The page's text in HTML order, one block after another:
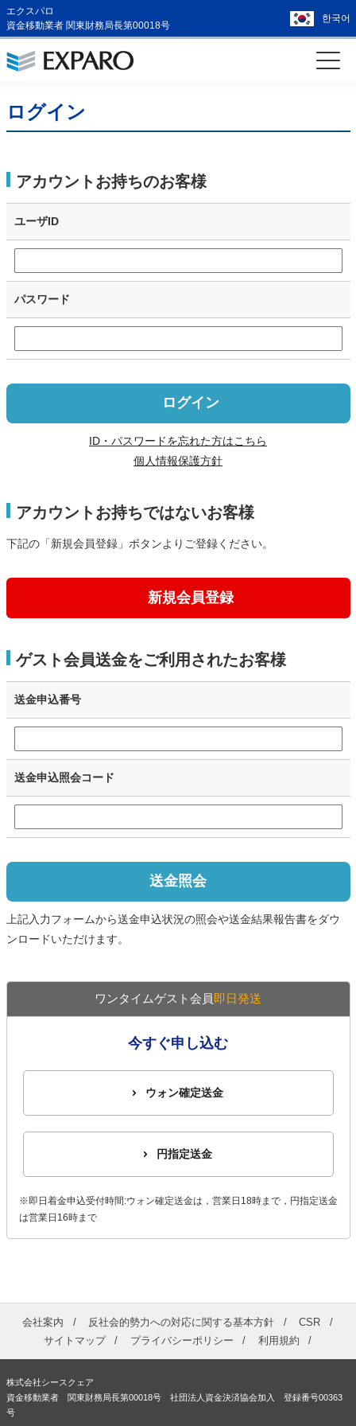
エクスパロ
資金移動業者 関東財務局長第00018号
한국어
ログイン
アカウントお持ちのお客様
ユーザID
パスワード
ログイン
ID・パスワードを忘れた方はこちら
個人情報保護方針
アカウントお持ちではないお客様
下記の「新規会員登録」ボタンよりご登録ください。
新規会員登録
ゲスト会員送金をご利用されたお客様
送金申込番号
送金申込照会コード
送金照会
上記入力フォームから送金申込状況の照会や送金結果報告書をダウ
ンロードいただけます。
ワンタイムゲスト会員即日発送
今すぐ申し込む
ウォン確定送金
円指定送金
※即日着金申込受付時間:ウォン確定送金は，営業日18時まで，円指定送金
は営業日16時まで
会社案内 反社会的勢力への対応に関する基本方針
CSR
サイトマップ
プライバシーポリシー 利用規約
株式会社シースクェア
資金移動業者 関東財務局長第00018号 社団法人資金決済協会加入 登録番号00363
号